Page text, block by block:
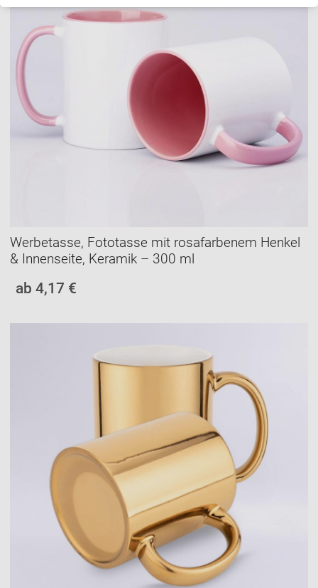
Werbetasse, Fototasse mit rosafarbenem Henkel
& Innenseite, Keramik – 300 ml
ab 4,17 €